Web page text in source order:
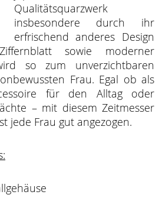
Qualitätsquarzwerk
insbesondere durch ihr
erfrischend anderes Design
sowie moderner
so zum unverzichtbaren
Frau. Egal ob als
für den Alltag oder
– mit diesem Zeitmesser
jede Frau gut angezogen.